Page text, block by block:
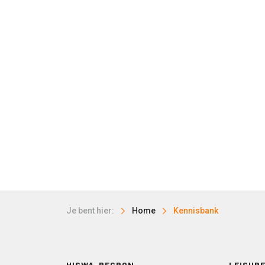
Je bent hier: Home Kennisbank